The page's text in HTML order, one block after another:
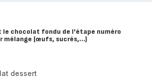
le chocolat fondu de l'étape numéro
mélange (œufs, sucrés,...)
dessert